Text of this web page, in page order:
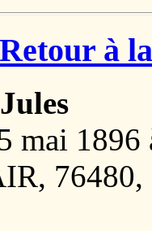
Retour à
mai